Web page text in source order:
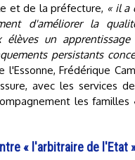
et de la préfecture, « il a
d'améliorer la
élèves un
persistants
Frédérique
avec les services
les familles
« l'arbitraire de l'Etat